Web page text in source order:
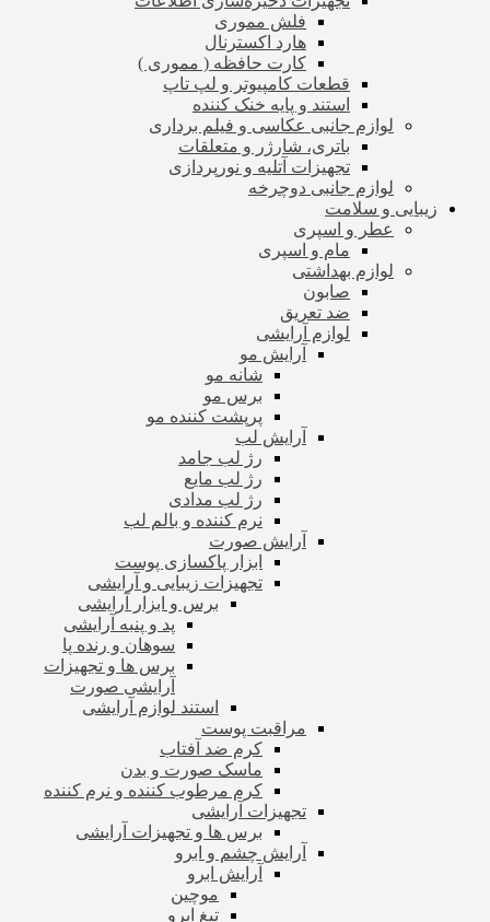
فلش مموری
هارد اکسترنال
کارت حافظه ( مموری )
قطعات کامپیوتر و لپ تاپ
استند و پایه خنک کننده
لوازم جانبی عکاسی و فیلم برداری
باتری، شارژر و متعلقات
تجهیزات آتلیه و نورپردازی
لوازم جانبی دوچرخه
زیبایی و سلامت
عطر و اسپری
مام و اسپری
لوازم بهداشتی
صابون
ضد تعریق
لوازم آرایشی
آرایش مو
شانه مو
برس مو
پرپشت کننده مو
آرایش لب
رژ لب جامد
رژ لب مایع
رژ لب مدادی
نرم کننده و بالم لب
آرایش صورت
ابزار پاکسازی پوست
تجهیزات زیبایی و آرایشی
برس و ابزار آرایشی
پد و پنبه آرایشی
سوهان و رنده پا
برس ها و تجهیزات
آرایشی صورت
استند لوازم آرایشی
مراقبت پوست
کرم ضد آفتاب
ماسک صورت و بدن
کرم مرطوب کننده و نرم کننده
تجهیزات آرایشی
برس ها و تجهیزات آرایشی
آرایش چشم و ابرو
آرایش ابرو
موچین
تیغ ابرو